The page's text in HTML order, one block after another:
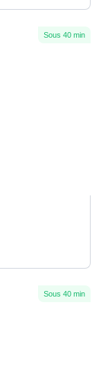
Sous 40 min
Sous 40 min